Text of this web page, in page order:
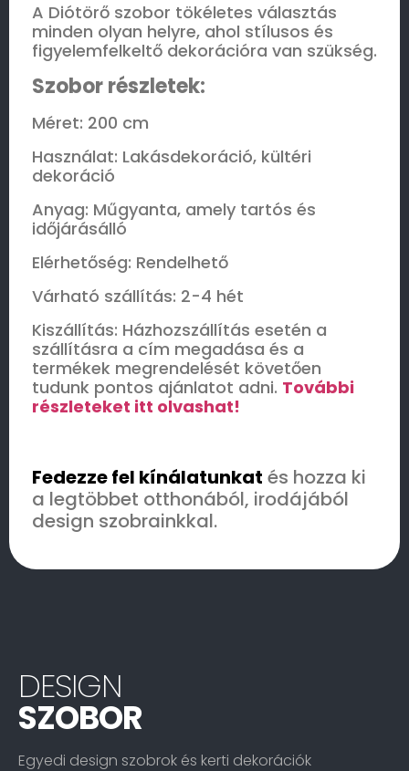
A Diótörő szobor tökéletes választás
minden olyan helyre, ahol stílusos és
figyelemfelkeltő dekorációra van szükség.
Szobor részletek:
Méret: 200 cm
Használat: Lakásdekoráció, kültéri
dekoráció
Anyag: Műgyanta, amely tartós és
időjárásálló
Elérhetőség: Rendelhető
Várható szállítás: 2-4 hét
Kiszállítás: Házhozszállítás esetén a
szállításra a cím megadása és a
termékek megrendelését követően
tudunk pontos ajánlatot adni. További
részleteket itt olvashat!
Fedezze fel kínálatunkat és hozza ki
a legtöbbet otthonából, irodájából
design szobrainkkal.
DESIGN
SZOBOR
Egyedi design szobrok és kerti dekorációk